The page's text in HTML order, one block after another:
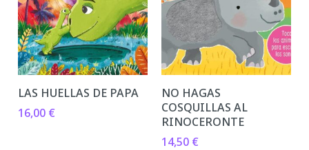
LAS HUELLAS DE PAPA
16,00 €
NO HAGAS
COSQUILLAS AL
RINOCERONTE
14,50 €